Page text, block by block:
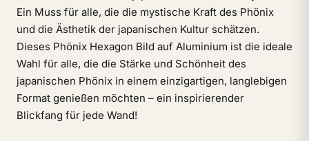
Ein Muss für alle, die die mystische Kraft des Phönix
und die Ästhetik der japanischen Kultur schätzen.
Dieses Phönix Hexagon Bild auf Aluminium ist die ideale
Wahl für alle, die die Stärke und Schönheit des
japanischen Phönix in einem einzigartigen, langlebigen
Format genießen möchten – ein inspirierender
Blickfang für jede Wand!